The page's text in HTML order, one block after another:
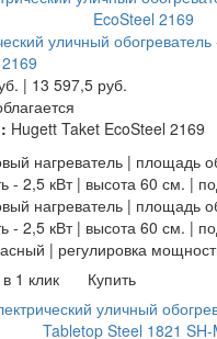
уличный
| 13 597,5 руб.
Hugett Taket EcoSteel 2169
нагреватель | площадь
- 2,5 кВт | высота 60 см. |
нагреватель | площадь
- 2,5 кВт | высота 60 см. |
| регулировка
1 клик
Купить